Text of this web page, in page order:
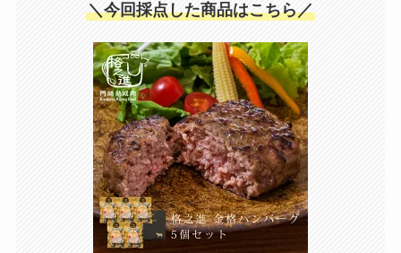
＼今回採点した商品はこちら／